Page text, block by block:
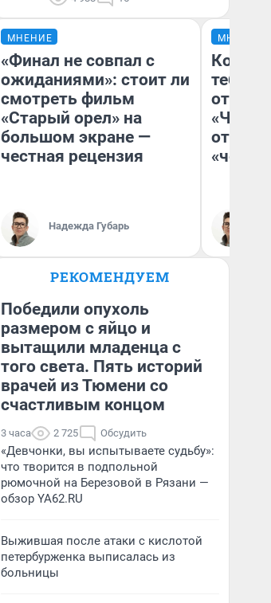
МНЕНИЕ
«Финал не совпал с
ожиданиями»: стоит ли
смотреть фильм
«Старый орел» на
большом экране —
честная рецензия
Надежда Губарь
МНЕНИЕ
тебя
отзыв
РЕКОМЕНДУЕМ
Победили опухоль
размером с яйцо и
вытащили младенца с
того света. Пять историй
врачей из Тюмени со
счастливым концом
3 часа 2 725 Обсудить
«Девчонки, вы испытываете судьбу»:
что творится в подпольной
рюмочной на Березовой в Рязани —
обзор YA62.RU
Выжившая после атаки с кислотой
петербурженка выписалась из
больницы